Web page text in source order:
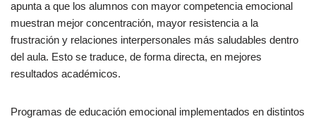
apunta a que los alumnos con mayor competencia emocional
muestran mejor concentración, mayor resistencia a la
frustración y relaciones interpersonales más saludables dentro
del aula. Esto se traduce, de forma directa, en mejores
resultados académicos.
Programas de educación emocional implementados en distintos